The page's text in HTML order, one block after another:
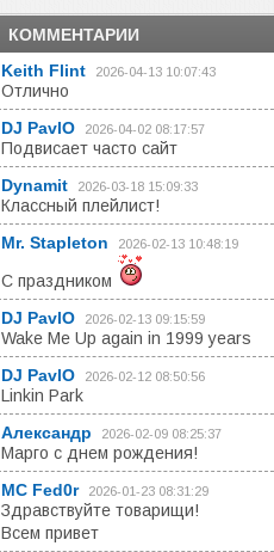
КОММЕНТАРИИ
Keith Flint
2026-04-13 10:07:43
Отлично
DJ РavlO
2026-04-02 08:17:57
Подвисает часто сайт
Dynamit
2026-03-18 15:09:33
Классный плейлист!
Mr. Stapleton
2026-02-13 10:48:19
С праздником
DJ РavlO
2026-02-13 09:15:59
Wake Me Up again in 1999 years
DJ РavlO
2026-02-12 08:50:56
Linkin Park
Александр
2026-02-09 08:25:37
Марго с днем рождения!
MC Fed0r
2026-01-23 08:31:29
Здравствуйте товарищи!
Всем привет